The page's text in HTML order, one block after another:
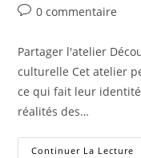
0 commentaire
Partager l'atelier
culturelle Cet atelier
ce qui fait leur
réalités des…
Continuer La Lecture